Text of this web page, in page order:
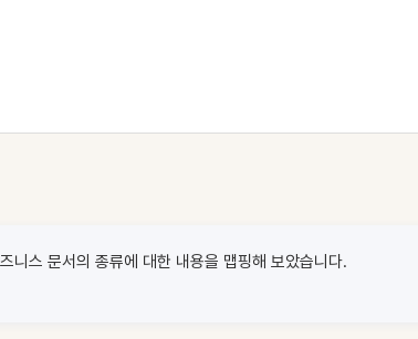
니스 문서의 종류에 대한 내용을 맵핑해 보았습니다.